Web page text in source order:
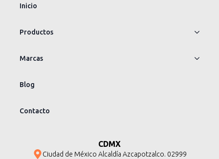
Inicio
Productos
Marcas
Blog
Contacto
CDMX
Ciudad de México Alcaldía Azcapotzalco. 02999